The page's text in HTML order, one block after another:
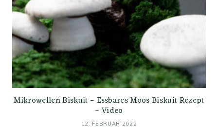
Mikrowellen Biskuit – Essbares Moos Biskuit Rezept
– Video
12. FEBRUAR 2022